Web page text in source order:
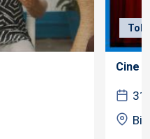
Cine